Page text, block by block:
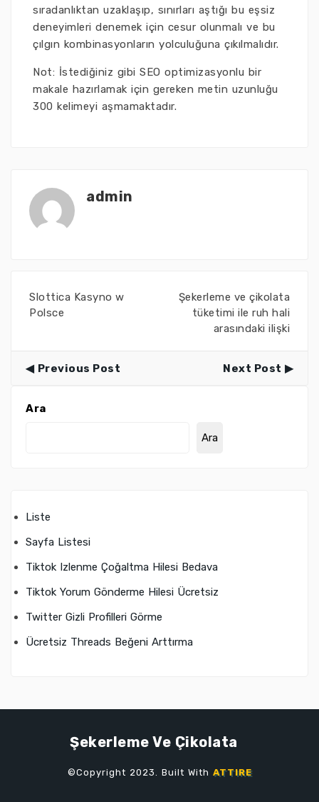
sıradanlıktan uzaklaşıp, sınırları aştığı bu eşsiz
deneyimleri denemek için cesur olunmalı ve bu
çılgın kombinasyonların yolculuğuna çıkılmalıdır.
Not: İstediğiniz gibi SEO optimizasyonlu bir
makale hazırlamak için gereken metin uzunluğu
300 kelimeyi aşmamaktadır.
admin
Slottica Kasyno w
Polsce
Şekerleme ve çikolata
tüketimi ile ruh hali
arasındaki ilişki
Previous Post Next Post
Ara
Ara
Liste
Sayfa Listesi
Tiktok Izlenme Çoğaltma Hilesi Bedava
Tiktok Yorum Gönderme Hilesi Ücretsiz
Twitter Gizli Profilleri Görme
Ücretsiz Threads Beğeni Arttırma
Şekerleme Ve Çikolata
©Copyright 2023. Built With ATTIRE